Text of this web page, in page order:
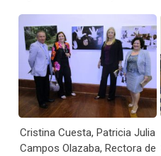
Cristina Cuesta, Patricia Julia
Campos Olazaba, Rectora de